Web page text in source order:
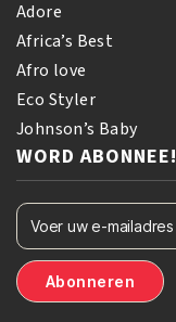
Adore
Africa’s Best
Afro love
Eco Styler
Johnson’s Baby
WORD ABONNEE!